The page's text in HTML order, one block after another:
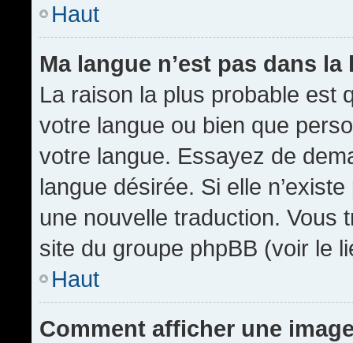
Haut
Ma langue n’est pas dans la
La raison la plus probable est
votre langue ou bien que
votre langue. Essayez de
langue désirée. Si elle
une nouvelle traduction. Vous
site du groupe phpBB (voir le
Haut
Comment afficher une